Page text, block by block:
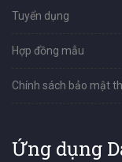
Tuyển dụng
Hợp đồng mẫu
Chính sách bảo mật
Ứng dụng